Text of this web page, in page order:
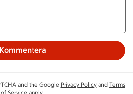
Kommentera
and the Google Privacy Policyand Terms
of Service apply.